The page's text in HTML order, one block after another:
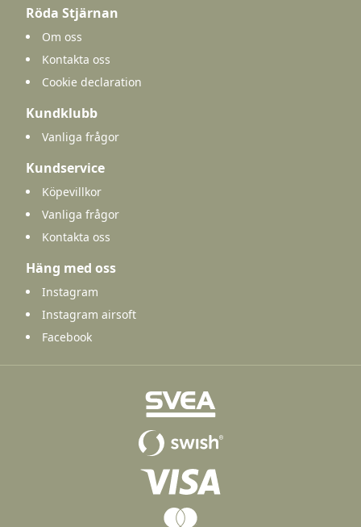
Röda Stjärnan
Om oss
Kontakta oss
Cookie declaration
Kundklubb
Vanliga frågor
Kundservice
Köpevillkor
Vanliga frågor
Kontakta oss
Häng med oss
Instagram
Instagram airsoft
Facebook